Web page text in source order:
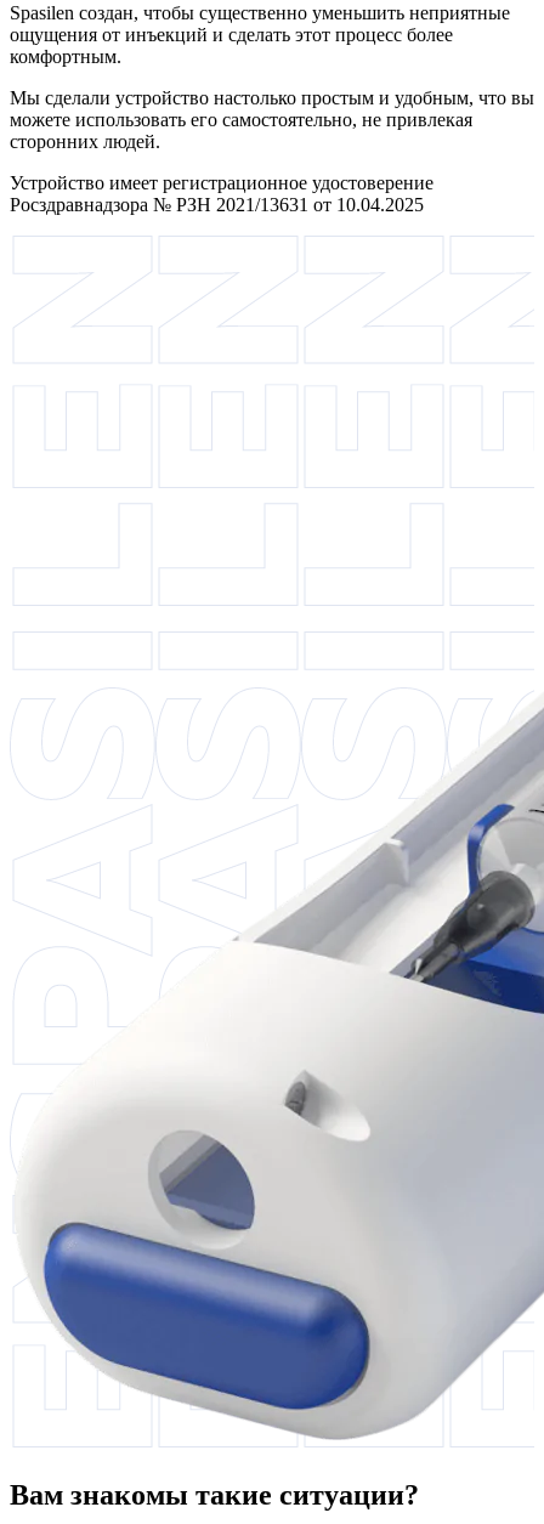
Spasilen создан, чтобы существенно уменьшить неприятные
ощущения от инъекций и сделать этот процесс более
комфортным.
Мы сделали устройство настолько простым и удобным, что вы
можете использовать его самостоятельно, не привлекая
сторонних людей.
Устройство имеет регистрационное удостоверение
Росздравнадзора № РЗН 2021/13631 от 10.04.2025
Вам знакомы такие ситуации?